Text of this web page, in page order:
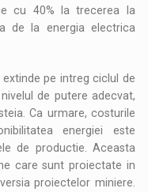
cu 40% la trecerea la
de la energia electrica
pe intreg ciclul de
de putere adecvat,
Ca urmare, costurile
energiei este
de productie. Aceasta
care sunt proiectate in
proiectelor miniere.